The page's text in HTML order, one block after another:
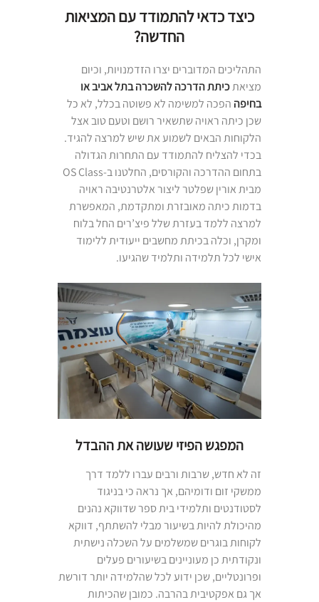
כיצד כדאי להתמודד עם המציאות
החדשה?
התהליכים המדוברים יצרו הזדמנויות, וכיום
מציאתכיתת הדרכה להשכרה בתל אביב או
בחיפה הפכה למשימה לא פשוטה בכלל, לא כל
שכן כיתה ראויה שתשאיר רושם וטעם טוב אצל
הלקוחות הבאים לשמוע את שיש למרצה להגיד.
בכדי להצליח להתמודד עם התחרות הגדולה
בתחום ההדרכה והקורסים, החלטנו ב-OS Class
מבית אורין שפלטר ליצור אלטרנטיבה ראויה
בדמות כיתה מאובזרת ומתקדמת, המאפשרת
למרצה ללמד בעזרת שלל פיצ’רים החל בלוח
ומקרן, וכלה בכיתת מחשבים ייעודית ללימוד
אישי לכל תלמידה ותלמיד שהגיעו.
המפגש הפיזי שעושה את ההבדל
זה לא חדש, שרבות ורבים עברו ללמד דרך
ממשקי זום ודומיהם, אך נראה כי בניגוד
לסטודנטים ותלמידי בית ספר שדווקא נהנים
מהיכולת להיות בשיעור מבלי להשתתף, דווקא
לקוחות בוגרים שמשלמים על השכלה נישתית
ונקודתית כן מעוניינים בשיעורים פעלים
ופרונטליים, שכן ידוע לכל שהלמידה יותר דורשת
אך גם אפקטיבית בהרבה. כמובן שהכיתות